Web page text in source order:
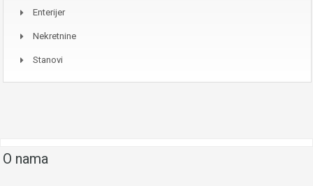
Enterijer
Nekretnine
Stanovi
O nama